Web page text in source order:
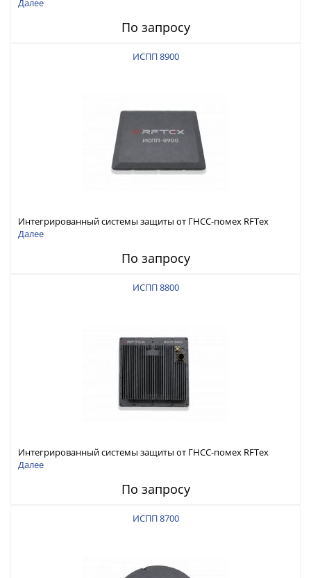
Далее
По запросу
ИСПП 8900
Интегрированный системы защиты от ГНСС-помех RFТех
ИСПП 8900
Далее
По запросу
ИСПП 8800
Интегрированный системы защиты от ГНСС-помех RFТех
ИСПП 8800
Далее
По запросу
ИСПП 8700